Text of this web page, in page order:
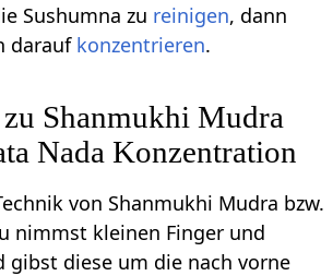
Sushumna zu reinigen, dann
darauf konzentrieren.
Shanmukhi Mudra
Nada Konzentration
von Shanmukhi Mudra bzw.
nimmst kleinen Finger und
gibst diese um die nach vorne